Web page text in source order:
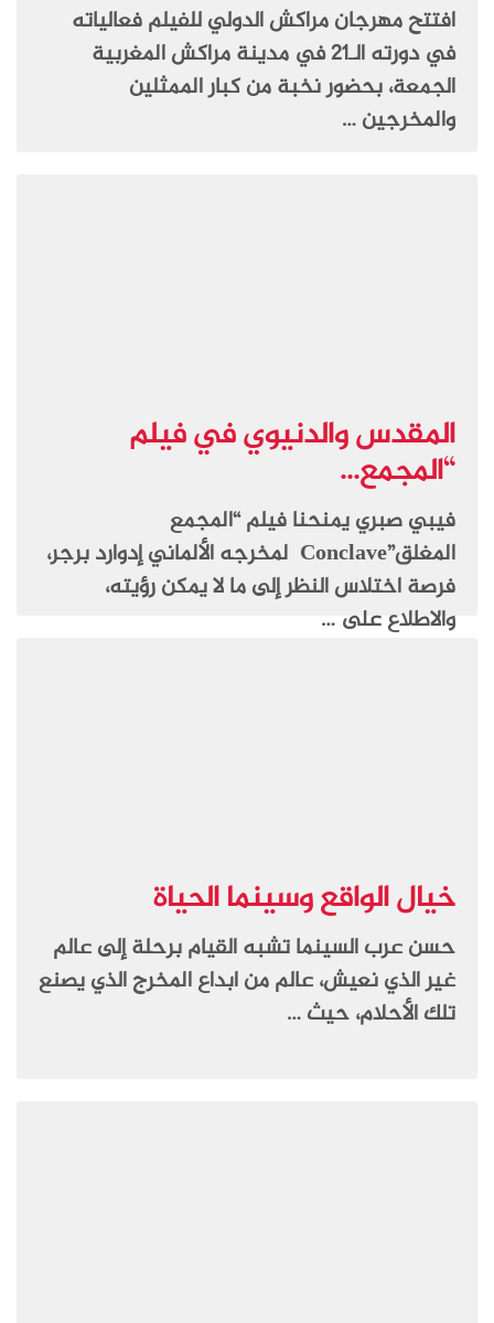
افتتح مهرجان مراكش الدولي للفيلم فعالياته
في دورته الـ21 في مدينة مراكش المغربية
الجمعة، بحضور نخبة من كبار الممثلين
والمخرجين …
المقدس والدنيوي في فيلم
“المجمع...
فيبي صبري يمنحنا فيلم “المجمع
المغلق”Conclave لمخرجه الألماني إدوارد برجر،
فرصة اختلاس النظر إلى ما لا يمكن رؤيته،
والاطلاع على …
خيال الواقع وسينما الحياة
حسن عرب السينما تشبه القيام برحلة إلى عالم
غير الذي نعيش، عالم من ابداع المخرج الذي يصنع
تلك الأحلام، حيث …